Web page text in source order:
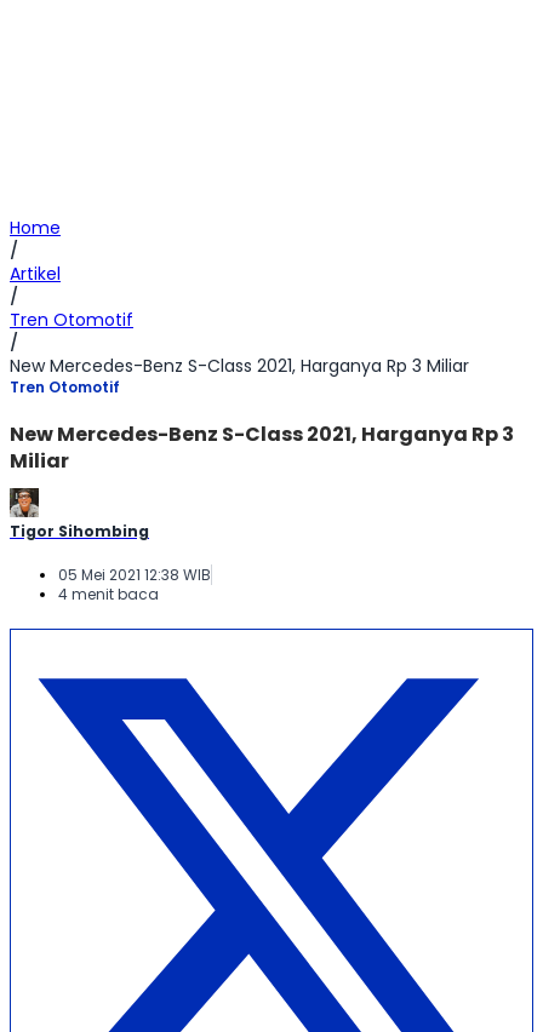
Home
/
Artikel
/
Tren Otomotif
/
New Mercedes-Benz S-Class 2021, Harganya Rp 3 Miliar
Tren Otomotif
New Mercedes-Benz S-Class 2021, Harganya Rp 3
Miliar
Tigor Sihombing
05 Mei 2021 12:38 WIB
4 menit baca